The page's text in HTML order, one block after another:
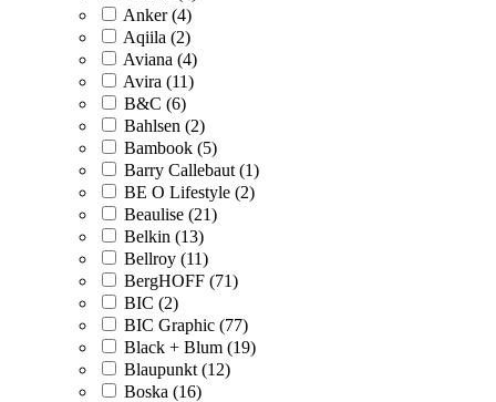
Anker (4)
Aqiila (2)
Aviana (4)
Avira (11)
B&C (6)
Bahlsen (2)
Bambook (5)
Barry Callebaut (1)
BE O Lifestyle (2)
Beaulise (21)
Belkin (13)
Bellroy (11)
BergHOFF (71)
BIC (2)
BIC Graphic (77)
Black + Blum (19)
Blaupunkt (12)
Boska (16)